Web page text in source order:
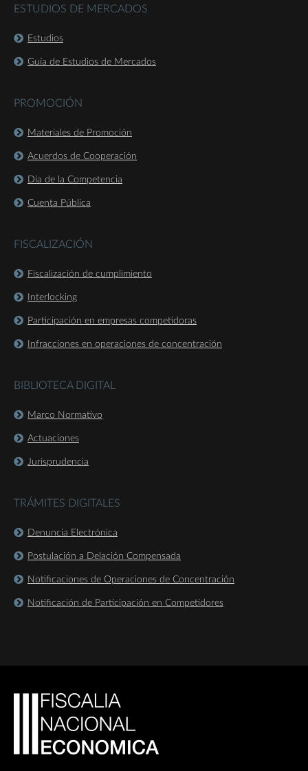
ESTUDIOS DE MERCADOS
Estudios
Guía de Estudios de Mercados
PROMOCIÓN
Materiales de Promoción
Acuerdos de Cooperación
Día de la Competencia
Cuenta Pública
FISCALIZACIÓN
Fiscalización de cumplimiento
Interlocking
Participación en empresas competidoras
Infracciones en operaciones de concentración
BIBLIOTECA DIGITAL
Marco Normativo
Actuaciones
Jurisprudencia
TRÁMITES DIGITALES
Denuncia Electrónica
Postulación a Delación Compensada
Notificaciones de Operaciones de Concentración
Notificación de Participación en Competidores